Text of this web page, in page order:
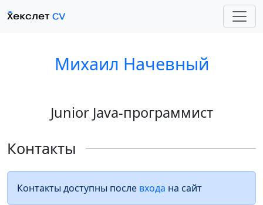
Михаил Начевный
Junior Java-программист
Контакты
Контакты доступны после входа на сайт